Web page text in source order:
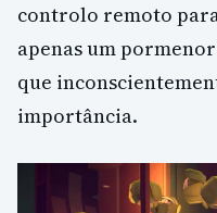
controlo remoto
apenas um
que
importância.